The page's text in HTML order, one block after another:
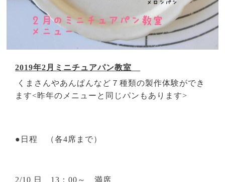
2019年2 月ミニチュアパン教室
くまさんやあんぱんなど７種類の製作体験ができ
ます<昨年のメニューと同じパンもあります>
●日程 （各4席まで）
2/10 日 13 ：00 ～ 満席